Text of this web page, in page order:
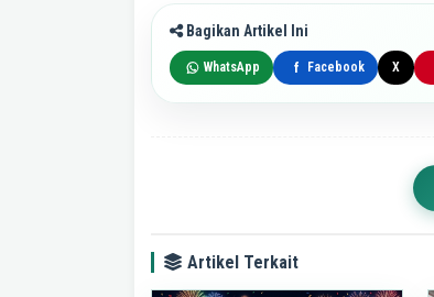
Bagikan Artikel Ini
WhatsApp f Facebook X
Artikel Terkait